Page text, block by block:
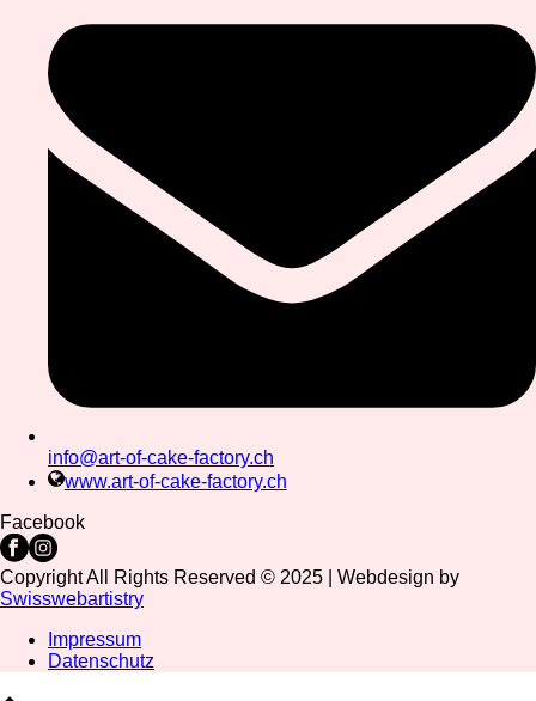
info@art-of-cake-factory.ch
www.art-of-cake-factory.ch
Facebook
Copyright All Rights Reserved © 2025 | Webdesign by
Swisswebartistry
Impressum
Datenschutz